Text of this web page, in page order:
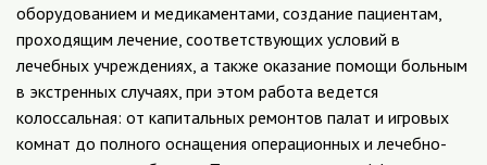
оборудованием и медикаментами, создание пациентам,
проходящим лечение, соответствующих условий в
лечебных учреждениях, а также оказание помощи больным
в экстренных случаях, при этом работа ведется
колоссальная: от капитальных ремонтов палат и игровых
комнат до полного оснащения операционных и лечебно-